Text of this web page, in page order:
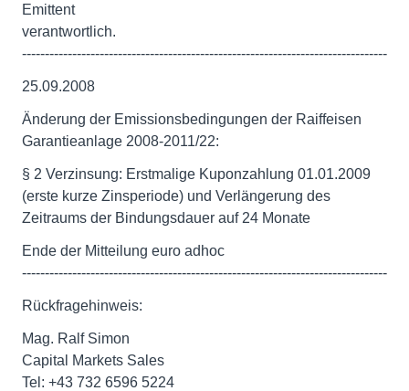
Emittent
verantwortlich.
--------------------------------------------------------------------------------
25.09.2008
Änderung der Emissionsbedingungen der Raiffeisen
Garantieanlage 2008-2011/22:
§ 2 Verzinsung: Erstmalige Kuponzahlung 01.01.2009
(erste kurze Zinsperiode) und Verlängerung des
Zeitraums der Bindungsdauer auf 24 Monate
Ende der Mitteilung euro adhoc
--------------------------------------------------------------------------------
Rückfragehinweis:
Mag. Ralf Simon
Capital Markets Sales
Tel: +43 732 6596 5224